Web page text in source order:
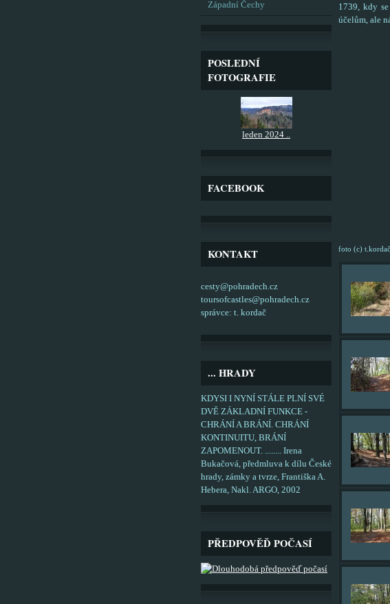
Západní Čechy
POSLEDNÍ
FOTOGRAFIE
leden 2024 ..
FACEBOOK
KONTAKT
cesty@pohradech.cz
toursofcastles@pohradech.cz
správce: t. kordač
... HRADY
KDYSI I NYNÍ STÁLE PLNÍ SVÉ
DVĚ ZÁKLADNÍ FUNKCE -
CHRÁNÍ A BRÁNÍ. CHRÁNÍ
KONTINUITU, BRÁNÍ
ZAPOMENOUT. ........ Irena
Bukačová, předmluva k dílu České
hrady, zámky a tvrze, Františka A.
Hebera, Nakl. ARGO, 2002
PŘEDPOVĚĎ POČASÍ
1739, kdy
účelům, ale
foto (c)